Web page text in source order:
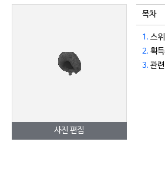
사진 편집
목차
1. 스
2. 획득
3. 관